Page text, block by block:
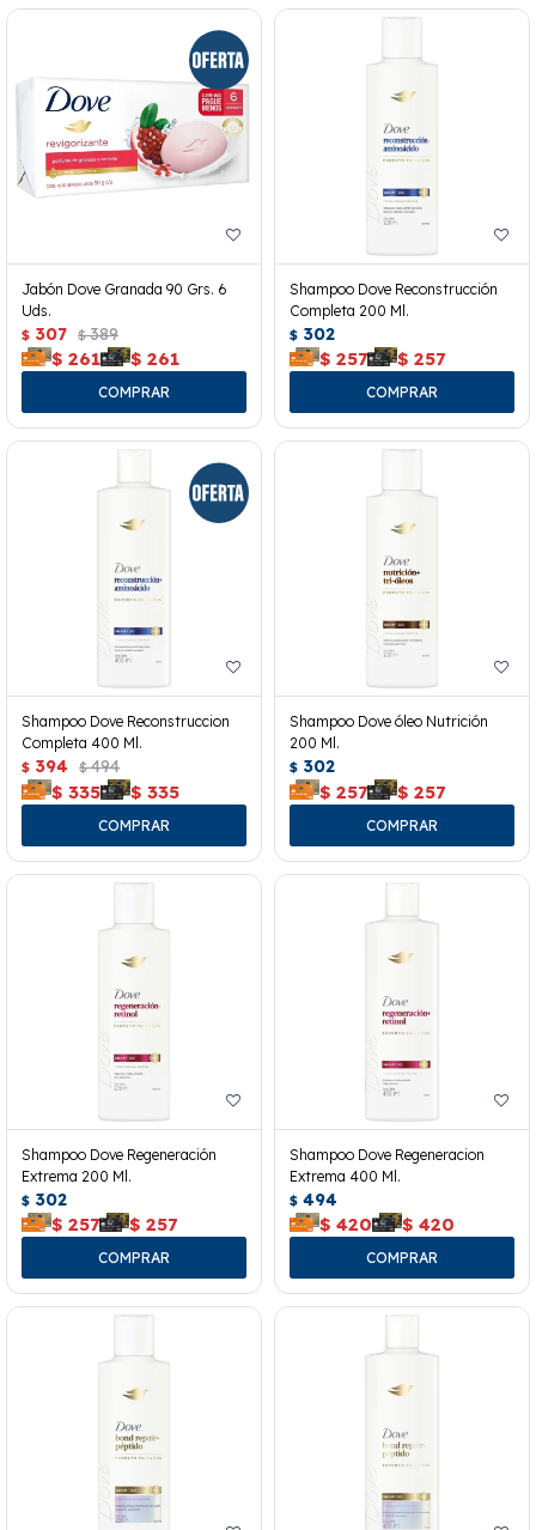
Jabón Dove Granada 90 Grs. 6
Uds.
$ 307 $ 389
$ 261 $ 261
Shampoo Dove Reconstrucción
Completa 200 Ml.
$ 302
$ 257 $ 257
Shampoo Dove Reconstruccion
Completa 400 Ml.
$ 394 $ 494
$ 335 $ 335
Shampoo Dove óleo Nutrición
200 Ml.
$ 302
$ 257 $ 257
Shampoo Dove Regeneración
Extrema 200 Ml.
$ 302
$ 257 $ 257
Shampoo Dove Regeneracion
Extrema 400 Ml.
$ 494
$ 420 $ 420